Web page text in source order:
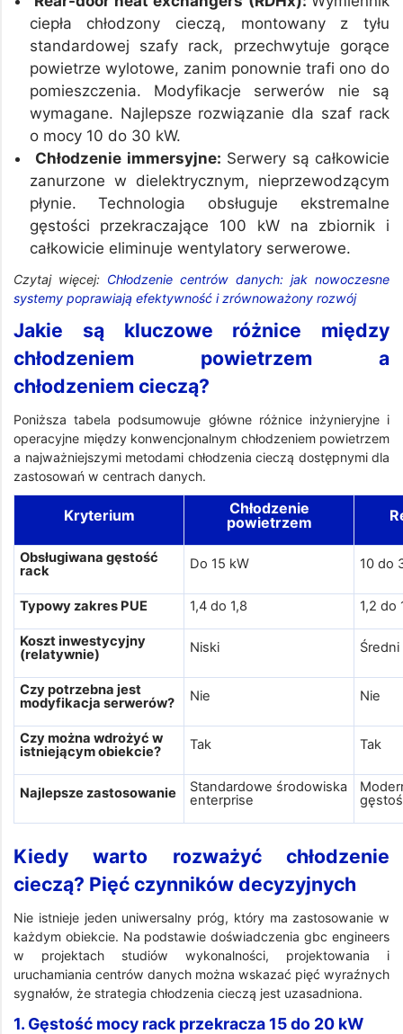
ciepła chłodzony cieczą, montowany z tyłu
standardowej szafy rack, przechwytuje gorące
powietrze wylotowe, zanim ponownie trafi ono do
pomieszczenia. Modyfikacje serwerów nie są
wymagane. Najlepsze rozwiązanie dla szaf rack
o mocy 10 do 30 kW.
Chłodzenie immersyjne: Serwery są całkowicie
zanurzone w dielektrycznym, nieprzewodzącym
płynie. Technologia obsługuje ekstremalne
gęstości przekraczające 100 kW na zbiornik i
całkowicie eliminuje wentylatory serwerowe.
Czytaj więcej: Chłodzenie centrów danych: jak nowoczesne
systemy poprawiają efektywność i zrównoważony rozwój
Jakie są kluczowe różnice między
chłodzeniem powietrzem a
chłodzeniem cieczą?
Poniższa tabela podsumowuje główne różnice inżynieryjne i
operacyjne między konwencjonalnym chłodzeniem powietrzem
a najważniejszymi metodami chłodzenia cieczą dostępnymi dla
zastosowań w centrach danych.
Kryterium
Chłodzenie
powietrzem
Obsługiwana gęstość
rack
Do 15 kW 10 do
Typowy zakres PUE 1,4 do 1,8 1,2 do
Koszt inwestycyjny
(relatywnie)
Niski Średni
Czy potrzebna jest
modyfikacja serwerów?
Nie Nie
Czy można wdrożyć w
istniejącym obiekcie?
Tak Tak
Najlepsze zastosowanie
Standardowe środowiska
enterprise
Kiedy warto rozważyć chłodzenie
cieczą? Pięć czynników decyzyjnych
Nie istnieje jeden uniwersalny próg, który ma zastosowanie w
każdym obiekcie. Na podstawie doświadczenia gbc engineers
w projektach studiów wykonalności, projektowania i
uruchamiania centrów danych można wskazać pięć wyraźnych
sygnałów, że strategia chłodzenia cieczą jest uzasadniona.
1. Gęstość mocy rack przekracza 15 do 20 kW